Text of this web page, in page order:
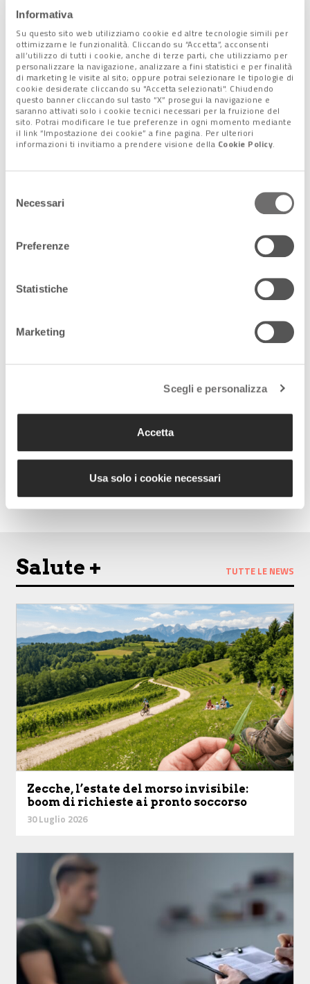
Informativa
Su questo sito web utilizziamo cookie ed altre tecnologie simili per
ottimizzarne le funzionalità. Cliccando su “Accetta”, acconsenti
all’utilizzo di tutti i cookie, anche di terze parti, che utilizziamo per
personalizzare la navigazione, analizzare a fini statistici e per finalità
di marketing le visite al sito; oppure potrai selezionare le tipologie di
cookie desiderate cliccando su "Accetta selezionati". Chiudendo
questo banner cliccando sul tasto “X” prosegui la navigazione e
saranno attivati solo i cookie tecnici necessari per la fruizione del
sito. Potrai modificare le tue preferenze in ogni momento mediante
il link “Impostazione dei cookie” a fine pagina. Per ulteriori
informazioni ti invitiamo a prendere visione della Cookie Policy.
delNecessari
Preferenze
Statistiche
Marketing
Scegli e personalizza
Accetta
Usa solo i cookie necessari
Condividi l'articolo:
Share on Facebook
Share on Twitter
Share on E-Mail
Share on WhatsApp
Share on Telegram
Leggi anche:
20 Febbraio 2025
mise in ginocchio il mondo
Da Codogno alla chiusura delle scuole,
dalla paura collettiva al lockdown
globale, il Covid-19 ha segnato una
Seguici sui nostri canali
Follow us on Facebook
Follow us on Instagram
Salute + TUTTE LE NEWS
Zecche, l’estate del morso invisibile:
boom di richieste ai pronto soccorso
30 Luglio 2026